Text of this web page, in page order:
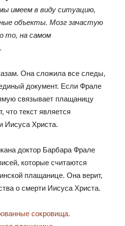
имеем в виду ситуацию,
объекты. Мозг зачастую
то, на самом
. Она сложила все следы,
документ. Если Фрале
связывает плащаницу
, что текст является
Иисуса Христа.
доктор Барбара Фрале
, которые считаются
плащанице. Она верит,
о смерти Иисуса Христа.